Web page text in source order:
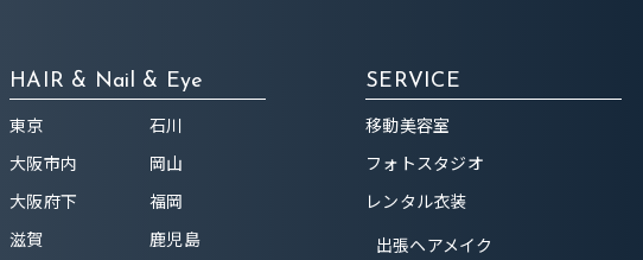
HAIR & Nail & Eye
東京
大阪市内
大阪府下
滋賀
石川
岡山
福岡
鹿児島
SERVICE
移動美容室
フォトスタジオ
レンタル衣装
出張ヘアメイク